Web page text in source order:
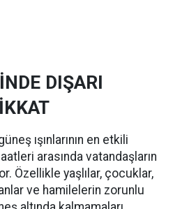
DIŞARI
ışınlarının en etkili
arasında vatandaşların
Özellikle yaşlılar, çocuklar,
ve hamilelerin zorunlu